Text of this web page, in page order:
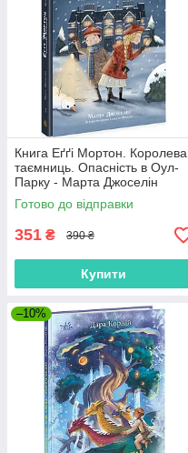
Книга Еґґі Мортон. Королева
таємниць. Опасність в Оул-
Парку - Марта Джоселін
(9786170971692)
Готово до відправки
351 ₴ 390 ₴
Купити
–10%